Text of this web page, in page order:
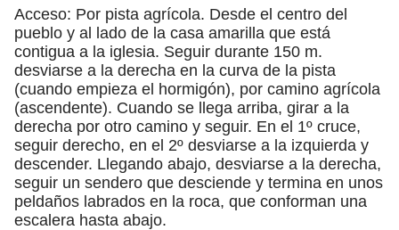
Acceso: Por pista agrícola. Desde el centro del
pueblo y al lado de la casa amarilla que está
contigua a la iglesia. Seguir durante 150 m.
desviarse a la derecha en la curva de la pista
(cuando empieza el hormigón), por camino agrícola
(ascendente). Cuando se llega arriba, girar a la
derecha por otro camino y seguir. En el 1º cruce,
seguir derecho, en el 2º desviarse a la izquierda y
descender. Llegando abajo, desviarse a la derecha,
seguir un sendero que desciende y termina en unos
peldaños labrados en la roca, que conforman una
escalera hasta abajo.